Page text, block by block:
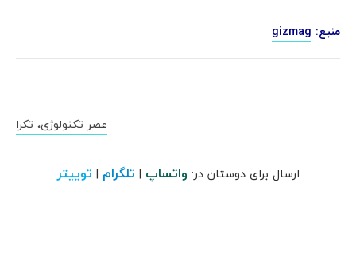
منبع: gizmag
عصر تکنولوژی، تکرا
ارسال برای دوستان در: واتساپ | تلگرام | توییتر